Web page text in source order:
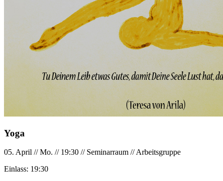
Yoga
05. April //Mo. // 19:30 // Seminarraum //Arbeitsgruppe
Einlass: 19:30